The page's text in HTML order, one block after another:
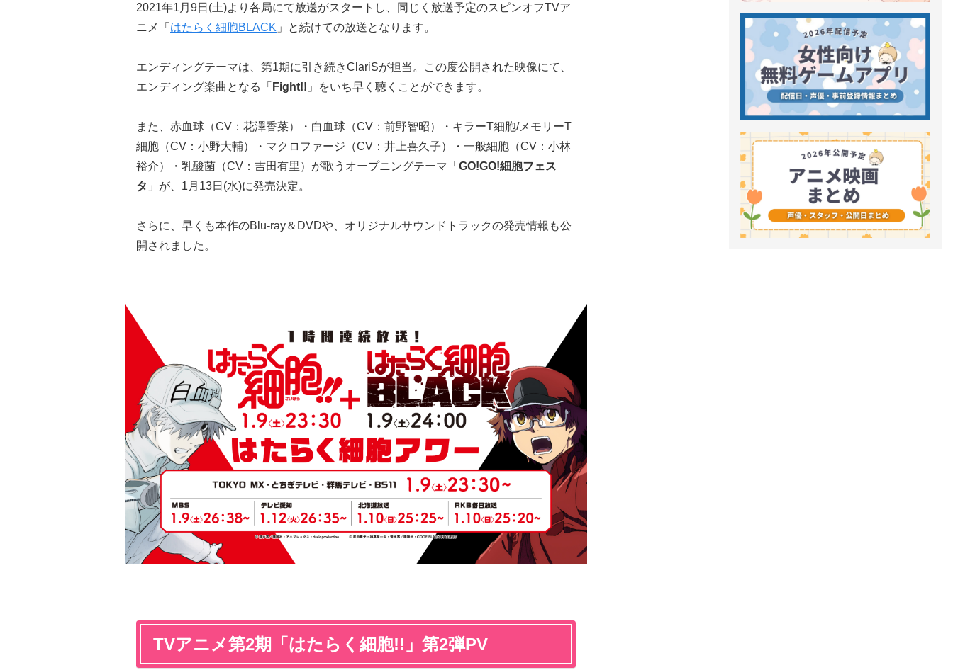
2021年1月9日(土)より各局にて放送がスタートし、同じく放送予定のスピンオフTVア
ニメ「 はたらく細胞BLACK 」と続けての放送となります。
エンディングテーマは、第1期に引き続きClariSが担当。この度公開された映像にて、
エンディング楽曲となる「 Fight!! 」をいち早く聴くことができます。
また、赤血球（CV：花澤香菜）・白血球（CV：前野智昭）・キラーT細胞/メモリーT
細胞（CV：小野大輔）・マクロファージ（CV：井上喜久子）・一般細胞（CV：小林
裕介）・乳酸菌（CV：吉田有里）が歌うオープニングテーマ「 GO!GO!細胞フェス
タ 」が、1月13日(水)に発売決定。
さらに、早くも本作のBlu-ray＆DVDや、オリジナルサウンドトラックの発売情報も公
開されました。
TVアニメ第2期「はたらく細胞!!」第2弾PV